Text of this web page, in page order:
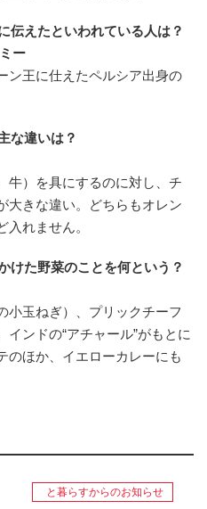
伝えたといわれている人は？
ー
ン王に仕えたペルシア出身の
な違いは？
牛）を具にするのに対し、チ
大きな違い。どちらもオレン
れません。
けた野菜のことを何という？
小玉ねぎ）、プリックチーフ
ンドの“アチャール”がもとに
のほか、イエローカレーにも
と暮らすからのお知らせ